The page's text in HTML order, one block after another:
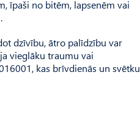
īpaši no bitēm, lapsenēm vai
dzīvību, ātro palīdzību var
vieglāku traumu vai
kas brīvdienās un svētku